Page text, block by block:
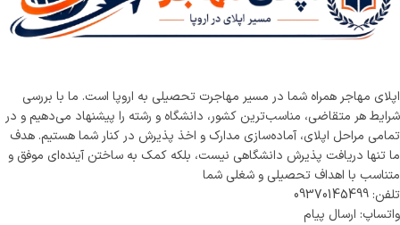
اپلای مهاجر همراه شما در مسیر مهاجرت تحصیلی به اروپا است. ما با بررسی
شرایط هر متقاضی، مناسب‌ترین کشور، دانشگاه و رشته را پیشنهاد می‌دهیم و در
تمامی مراحل اپلای، آماده‌سازی مدارک و اخذ پذیرش در کنار شما هستیم. هدف
ما تنها دریافت پذیرش دانشگاهی نیست، بلکه کمک به ساختن آینده‌ای موفق و
متناسب با اهداف تحصیلی و شغلی شما
تلفن: 09370145499
واتساپ: ارسال پیام